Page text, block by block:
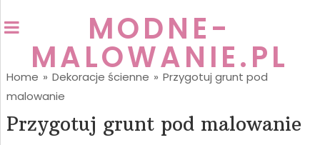
MODNE-
MALOWANIE.PL
Home » Dekoracje ścienne » Przygotuj grunt pod
malowanie
Przygotuj grunt pod malowanie